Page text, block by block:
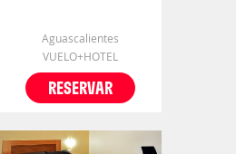
Aguascalientes
VUELO+HOTEL
RESERVAR